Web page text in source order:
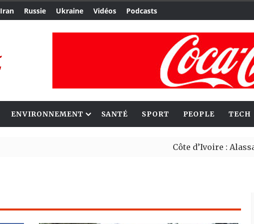
Iran Russie Ukraine Vidéos Podcasts
ENVIRONNEMENT SANTÉ SPORT PEOPLE TECH
Côte d’Ivoire : Alassane